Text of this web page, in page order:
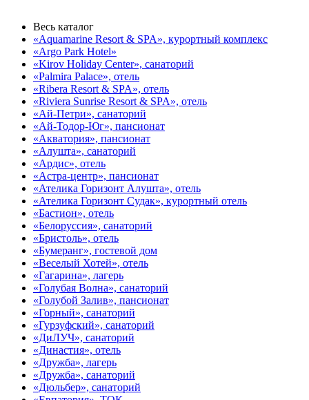
Весь каталог
«Aquamarine Resort & SPA», курортный комплекс
«Argo Park Hotel»
«Kirov Holiday Center», санаторий
«Palmira Palace», отель
«Ribera Resort & SPA», отель
«Riviera Sunrise Resort & SPA», отель
«Ай-Петри», санаторий
«Ай-Тодор-Юг», пансионат
«Акватория», пансионат
«Алушта», санаторий
«Ардис», отель
«Астра-центр», пансионат
«Ателика Горизонт Алушта», отель
«Ателика Горизонт Судак», курортный отель
«Бастион», отель
«Белоруссия», санаторий
«Бристоль», отель
«Бумеранг», гостевой дом
«Веселый Хотей», отель
«Гагарина», лагерь
«Голубая Волна», санаторий
«Голубой Залив», пансионат
«Горный», санаторий
«Гурзуфский», санаторий
«ДиЛУЧ», санаторий
«Династия», отель
«Дружба», лагерь
«Дружба», санаторий
«Дюльбер», санаторий